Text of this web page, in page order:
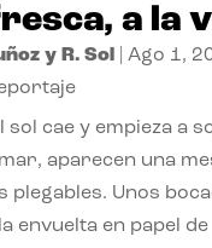
a la
y R. Sol| Ago 1,
sol cae y empieza a
aparecen una
plegables. Unos
envuelta en papel de